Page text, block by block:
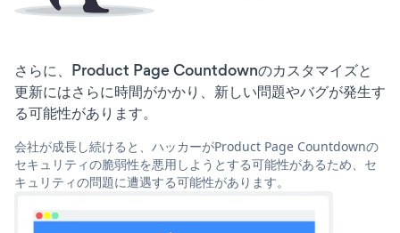
さらに、Product Page Countdownのカスタマイズと
更新にはさらに時間がかかり、新しい問題やバグが発生す
る可能性があります。
会社が成長し続けると、ハッカーがProduct Page Countdownの
セキュリティの脆弱性を悪用しようとする可能性があるため、セ
キュリティの問題に遭遇する可能性があります。